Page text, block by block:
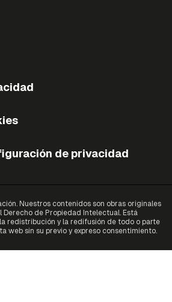
de privacidad
Nuestros contenidos son obras originales
Derecho de Propiedad Intelectual. Está
redistribución y la redifusión de todo o parte
web sin su previo y expreso consentimiento.